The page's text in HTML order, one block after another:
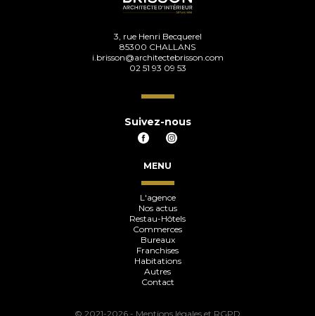
3, rue Henri Becquerel
85300 CHALLANS
i.brisson@architectebrisson.com
02 51 93 09 53
Suivez-nous
MENU
L'agence
Nos actus
Restau-Hôtels
Commerces
Bureaux
Franchises
Habitations
Autres
Contact
© 2021-2026 - Mentions légales et RGPD